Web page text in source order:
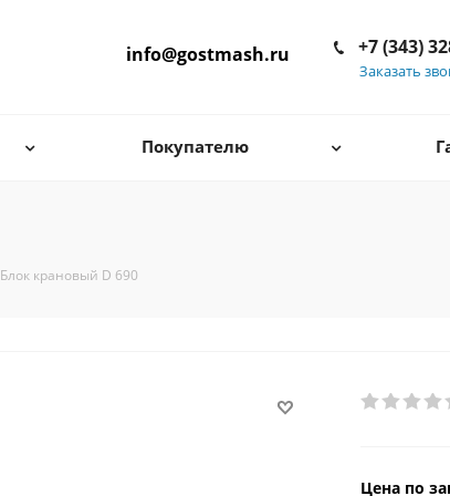
+7 (343)
Заказать
info@gostmash.ru
Покупателю
Блок крановый D 690
Цена по